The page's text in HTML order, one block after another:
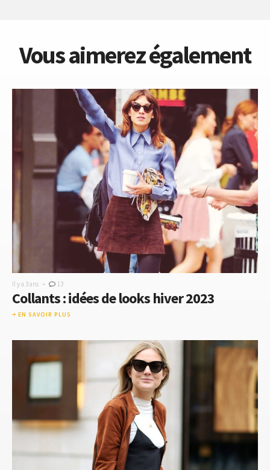
Vous aimerez également
Il y a 3 ans - 13
Collants : idées de looks hiver 2023
EN SAVOIR PLUS